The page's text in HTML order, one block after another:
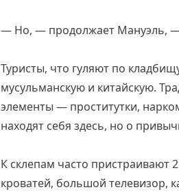
— Но, — продолжает Мануэль, —
Туристы, что гуляют по
мусульманскую и китайскую.
элементы — проститутки,
находят себя здесь, но о
К склепам часто пристраивают
кроватей, большой телевизор,